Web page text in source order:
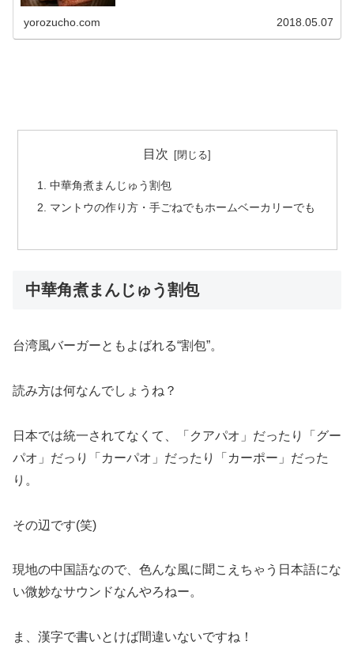
yorozucho.com 2018.05.07
目次
中華角煮まんじゅう割包
マントウの作り方・手ごねでもホームベーカリーでも
中華角煮まんじゅう割包
台湾風バーガーともよばれる“割包”。
読み方は何なんでしょうね？
日本では統一されてなくて、「クアパオ」だったり「グー
パオ」だっり「カーパオ」だったり「カーポー」だった
り。
その辺です(笑)
現地の中国語なので、色んな風に聞こえちゃう日本語にな
い微妙なサウンドなんやろねー。
ま、漢字で書いとけば間違いないですね！